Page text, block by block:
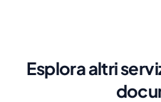
Esplora altri